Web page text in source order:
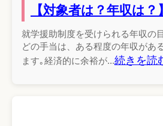
【対象者は？年収は？】
就学援助制度を受けられる年収の
どの手当は、ある程度の年収があ
ます｡経済的に余裕が...続きを読